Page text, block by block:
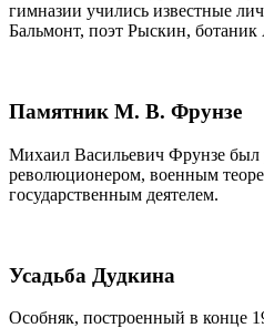
гимназии учились известные
Бальмонт, поэт Рыскин, ботаник
Памятник М. В. Фрунзе
Михаил Васильевич Фрунзе был
революционером, военным
государственным деятелем.
Усадьба Дудкина
Особняк, построенный в конце